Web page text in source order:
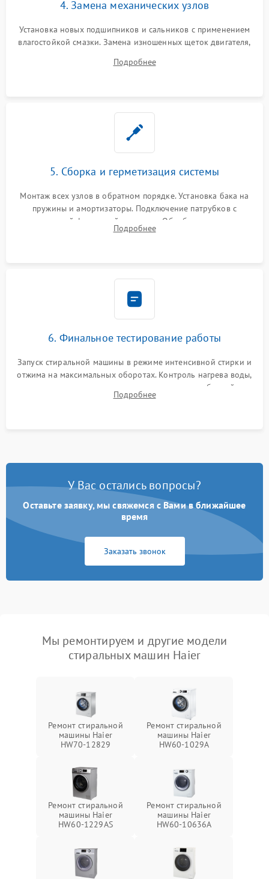
4. Замена механических узлов
Установка новых подшипников и сальников с применением
влагостойкой смазки. Замена изношенных щеток двигателя,
или поврежденной резиновой манжеты.
Подробнее
5. Сборка и герметизация системы
Монтаж всех узлов в обратном порядке. Установка бака на
пружины и амортизаторы. Подключение патрубков с
надежной фиксацией хомутами. Обработка стыков
герметиком для предотвращения возможных протечек воды.
Подробнее
6. Финальное тестирование работы
Запуск стиральной машины в режиме интенсивной стирки и
отжима на максимальных оборотах. Контроль нагрева воды,
корректности слива, отсутствия излишних вибраций,
посторонних стуков и протечек под корпусом.
Подробнее
У Вас остались вопросы?
Оставьте заявку, мы свяжемся с Вами в ближайшее
время
Заказать звонок
Мы ремонтируем и другие модели
стиральных машин Haier
Ремонт стиральной
машины Haier
HW70-12829
Ремонт стиральной
машины Haier
HW60-1029A
Ремонт стиральной
машины Haier
HW60-1229AS
Ремонт стиральной
машины Haier
HW60-10636A